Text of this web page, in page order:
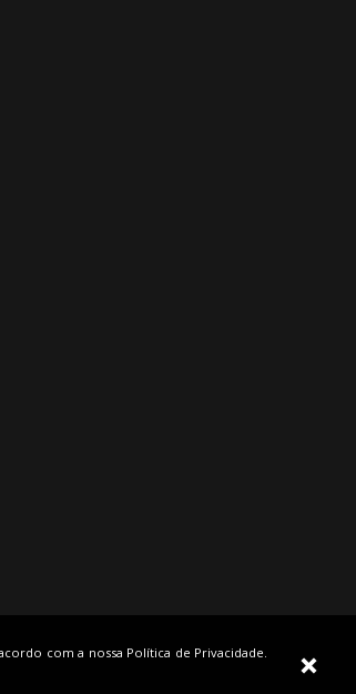
com a nossa Política de Privacidade.